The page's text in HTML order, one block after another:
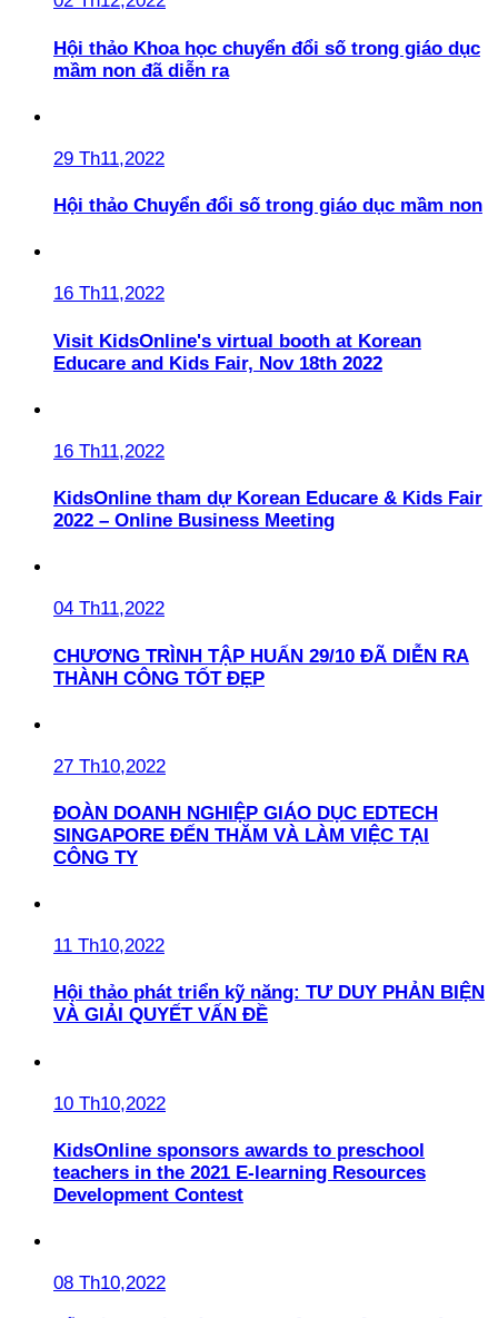
Hội thảo Khoa học chuyển đổi số trong giáo dục
mầm non đã diễn ra
29 Th11,2022
Hội thảo Chuyển đổi số trong giáo dục mầm non
16 Th11,2022
Visit KidsOnline's virtual booth at Korean
Educare and Kids Fair, Nov 18th 2022
16 Th11,2022
KidsOnline tham dự Korean Educare & Kids Fair
2022 – Online Business Meeting
04 Th11,2022
CHƯƠNG TRÌNH TẬP HUẤN 29/10 ĐÃ DIỄN RA
THÀNH CÔNG TỐT ĐẸP
27 Th10,2022
ĐOÀN DOANH NGHIỆP GIÁO DỤC EDTECH
SINGAPORE ĐẾN THĂM VÀ LÀM VIỆC TẠI
CÔNG TY
11 Th10,2022
Hội thảo phát triển kỹ năng: TƯ DUY PHẢN BIỆN
VÀ GIẢI QUYẾT VẤN ĐỀ
10 Th10,2022
KidsOnline sponsors awards to preschool
teachers in the 2021 E-learning Resources
Development Contest
08 Th10,2022